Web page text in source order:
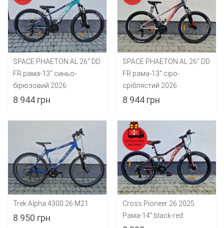
SPACE PHAETON AL 26" DD
FR рама-13" синьо-
бірюзовий 2026
8 944 грн
SPACE PHAETON AL 26" DD
FR рама-13" сіро-
сріблястий 2026
8 944 грн
Trek Alpha 4300 26 M21
8 950 грн
Cross Pioneer 26 2025
Рама-14" black-red